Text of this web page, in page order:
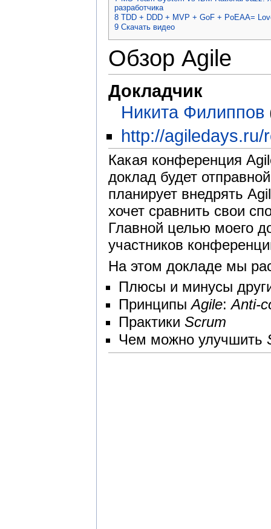
разработчика
8 TDD + DDD + MVP + GoF + PoEAA=
9 Скачать видео
Обзор Agile
Докладчик
Никита Филиппов
http://
Какая конференция
доклад будет
планирует внедрять
хочет сравнить свои
Главной целью моего
участников
На этом докладе мы
Плюсы и минусы
ПринципыAgile:Anti-
ПрактикиScrum
Чем можно улучшить